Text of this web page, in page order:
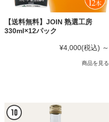
【送料無料】JOIN 熟選工房
330ml×12パック
¥4,000(税込) ～
商品を見る